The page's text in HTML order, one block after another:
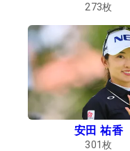
273枚
安田 祐香
301枚